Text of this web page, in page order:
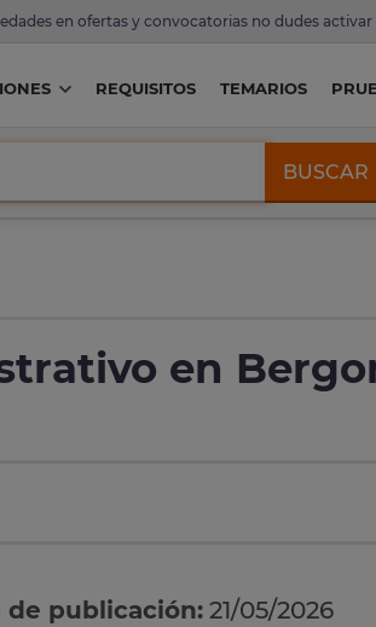
en ofertas y convocatorias no dudes activar
REQUISITOS TEMARIOS
BUSCAR
en
de publicación: 21/05/2026